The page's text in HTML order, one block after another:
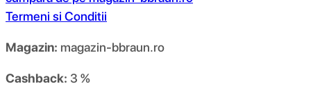
Termeni si Conditii
Magazin: magazin-bbraun.ro
Cashback: 3 %